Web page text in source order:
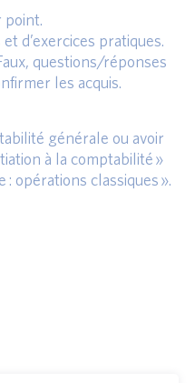
point.
d’exercices pratiques.
questions/réponses
les acquis.
générale ou avoir
à la comptabilité »
: opérations classiques ».